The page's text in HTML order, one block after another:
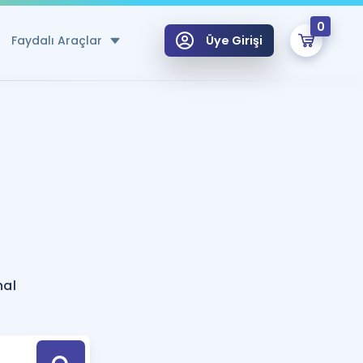
Faydalı Araçlar
Hesaplama Aracı
için Öneriler
Tek Takvimde
Üye Girişi
0
Hoca ile seni sınava hazırlayacak onlarca eğitim seni bekliyor!